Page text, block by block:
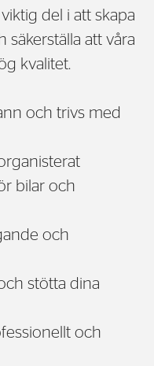
del i att skapa
att våra
kvalitet.
och trivs med
bilar och
och
stötta dina
och